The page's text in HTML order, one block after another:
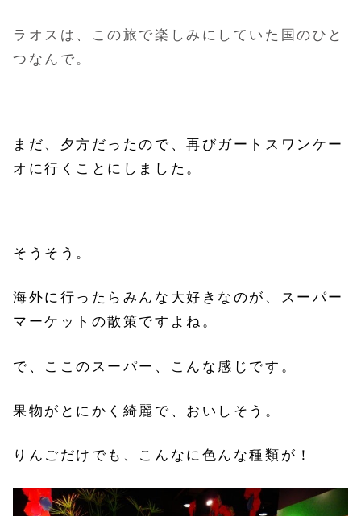
ラオスは、この旅で楽しみにしていた国のひと
つなんで。
まだ、夕方だったので、再びガートスワンケー
オに行くことにしました。
そうそう。
海外に行ったらみんな大好きなのが、スーパー
マーケットの散策ですよね。
で、ここのスーパー、こんな感じです。
果物がとにかく綺麗で、おいしそう。
りんごだけでも、こんなに色んな種類が！